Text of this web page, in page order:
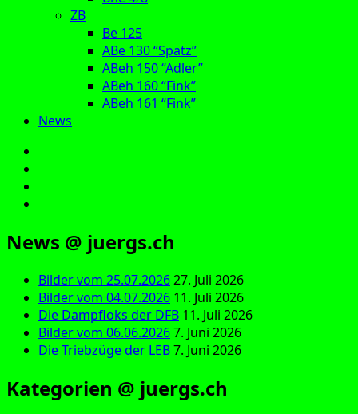
ZB
Be 125
ABe 130 “Spatz”
ABeh 150 “Adler”
ABeh 160 “Fink”
ABeh 161 “Fink”
News
News @ juergs.ch
Bilder vom 25.07.202627. Juli 2026
Bilder vom 04.07.2026 11. Juli 2026
Die Dampfloks der DFB 11. Juli 2026
Bilder vom 06.06.20267. Juni 2026
Die Triebzüge der LEB7. Juni 2026
Kategorien @ juergs.ch